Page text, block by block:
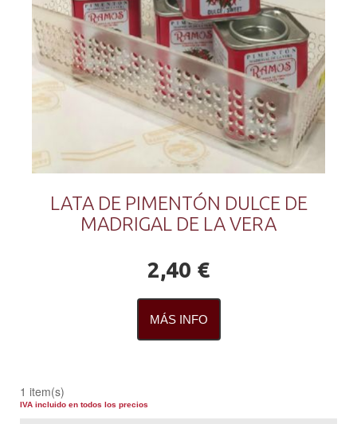
LATA DE PIMENTÓN DULCE DE
MADRIGAL DE LA VERA
2,40 €
MÁS INFO
1 item(s)
IVA incluido en todos los precios